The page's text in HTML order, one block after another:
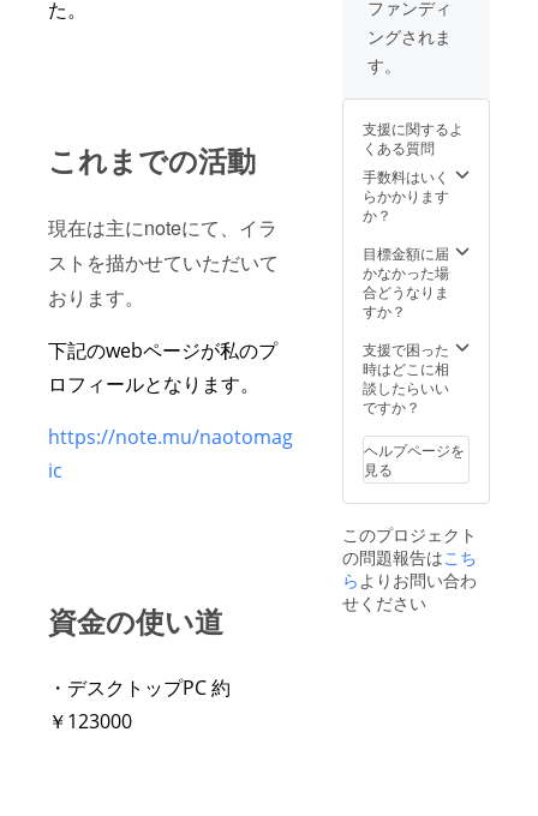
た。
これまでの活動
現在は主にnoteにて、イラ
ストを描かせていただいて
おります。
下記のwebページが私のプ
ロフィールとなります。
https://note.mu/naotomag
ic
資金の使い道
・デスクトップPC 約
￥123000
ストの
内容の
とは出
ん。何
が送ら
れてく
るか
は、ラ
イラス
ト（二
人組イ
ラスト3
ち）と
なりま
すので
ご了承
すと幸
いで
す。
300ml
7.2cm
縦
13.8cm
ファンディ
ングされま
す。
支援に関するよ
くある質問
手数料はいく
らかかります
か？
目標金額に届
かなかった場
合どうなりま
すか？
支援で困った
時はどこに相
談したらいい
ですか？
ヘルプページを
見る
このプロジェクト
の問題報告はこち
ら よりお問い合わ
せください